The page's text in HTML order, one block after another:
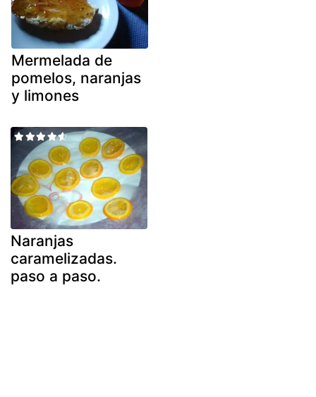
Mermelada de
pomelos, naranjas
y limones
Naranjas
caramelizadas.
paso a paso.